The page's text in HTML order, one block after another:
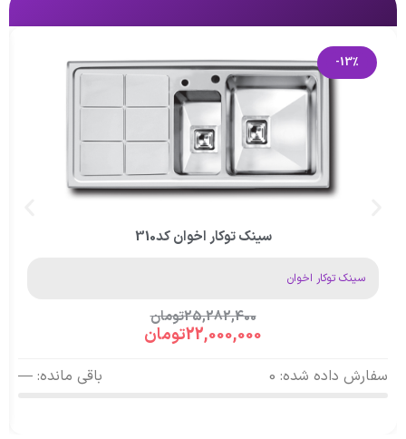
-13%
سینک توکار اخوان کد310
سینک توکار اخوان
25,282,400تومان
22,000,000تومان
سفارش داده شده: 0 باقی مانده: —